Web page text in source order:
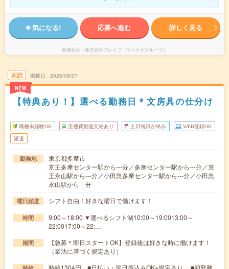
気になる! 応募へ進む 詳しく見る
派遣会社 株式会社ブレイブ（マイナビグループ）
未読
NEW
掲載日 2026/08/07
【特典あり！】選べる勤務日＊文房具の仕分け
職種未経験OK 交通費別途支給あり 土日祝日が休み WEB登録OK
派遣
勤務地
東京都多摩市
京王多摩センター駅から---分／多摩センター駅から---分／京
王永山駅から---分／小田急多摩センター駅から---分／小田急
永山駅から---分
曜日頻度 シフト自由！好きな曜日で働けます！
時間
9:00～18:00 ▼選べるシフト制10:00～19:0013:00～
22:0017:00～22:…
期間
【急募＊即日スタートOK】登録後は好きな時に働けます！
（業法に基づく規定あり）
時給1304円 ■日払い・翌日振込みOK※規定あり ■初勤務